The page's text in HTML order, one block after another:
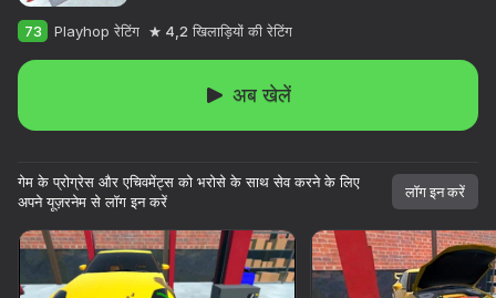
सभी मुफ्त।
सभी आपके।
डिवाइस घुमाएँ
यह गेम केवल लैंडस्केप
ओरिएंटेशन का समर्थन करता है
73 Playhop रेटिंग 4,2 खिलाड़ियों की रेटिंग
अब खेलें
गेम के प्रोग्रेस और एचिवमेंट्स को भरोसे के साथ सेव करने के लिए
अपने यूज़रनेम से लॉग इन करें
लॉग इन करें